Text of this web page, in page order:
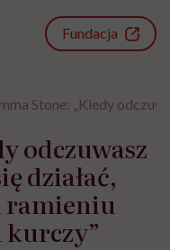
Fundacja
Stone: „Kiedy
odczuwasz
działać,
ramieniu